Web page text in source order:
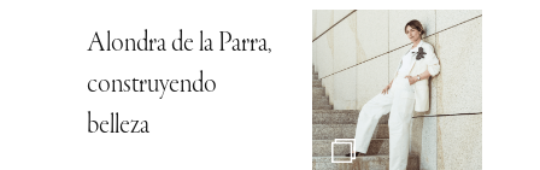
Alondra de la Parra,
construyendo
belleza